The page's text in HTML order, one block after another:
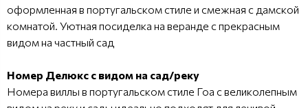
оформленная в португальском стиле и смежная с дамской
комнатой. Уютная посиделка на веранде с прекрасным
видом на частный сад
Номер Делюкс с видом на сад/реку
Номера виллы в португальском стиле Гоа с великолепным